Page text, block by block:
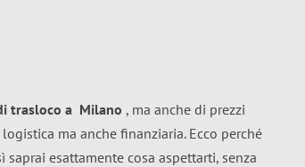
trasloco a Milano , ma anche di prezzi
ma anche finanziaria. Ecco perché
saprai esattamente cosa aspettarti, senza